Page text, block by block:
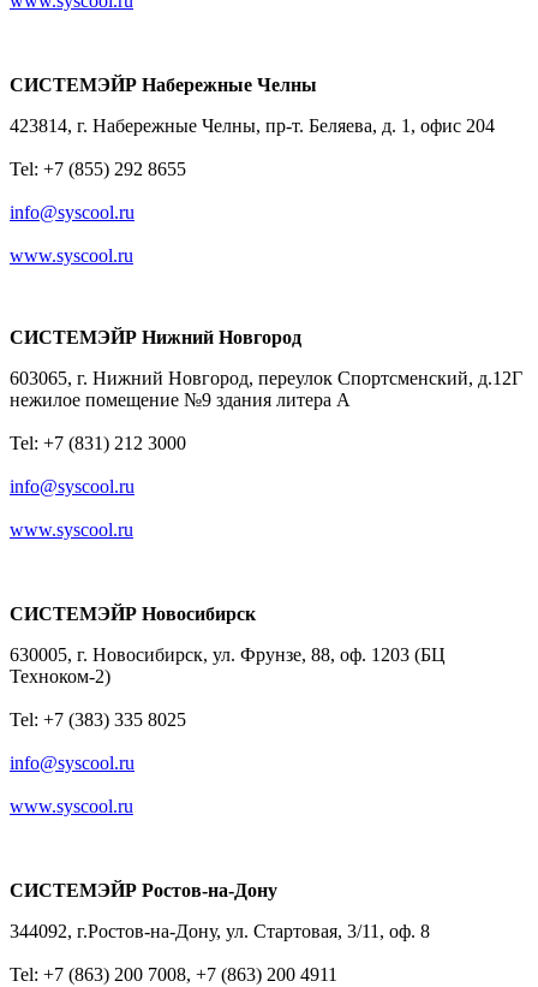
СИСТЕМЭЙР Набережные Челны
423814, г. Набережные Челны, пр-т. Беляева, д. 1, офис 204
Tel: +7 (855) 292 8655
info@syscool.ru
www.syscool.ru
СИСТЕМЭЙР Нижний Новгород
603065, г. Нижний Новгород, переулок Спортсменский, д.12Г
нежилое помещение №9 здания литера А
Tel: +7 (831) 212 3000
info@syscool.ru
www.syscool.ru
СИСТЕМЭЙР Новосибирск
630005, г. Новосибирск, ул. Фрунзе, 88, оф. 1203 (БЦ
Техноком-2)
Tel: +7 (383) 335 8025
info@syscool.ru
www.syscool.ru
СИСТЕМЭЙР Ростов-на-Дону
344092, г.Ростов-на-Дону, ул. Стартовая, 3/11, оф. 8
Tel: +7 (863) 200 7008, +7 (863) 200 4911